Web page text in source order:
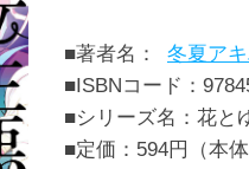
■著者名：
冬夏ア
■ISBNコード：
■シリーズ名：花と
■定価：594円（本